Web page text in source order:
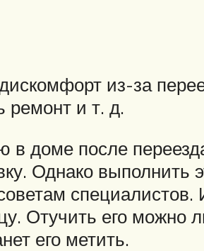
из-за
ремонт и т. д.
в доме после
Однако выполнить
Отучить его можно
его метить.